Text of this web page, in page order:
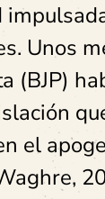
Unos
(BJP)
el